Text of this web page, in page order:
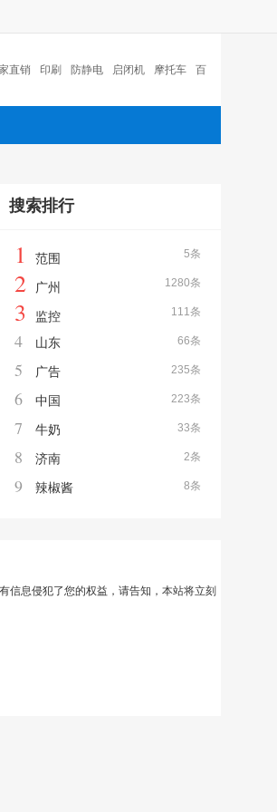
直销 印刷 防静电 启闭机 摩托车 百
口 体验桌 扑克
搜索排行
5条
1 范围
1280条
2 广州
111条
3 监控
66条
4 山东
235条
5 广告
223条
6 中国
33条
7 牛奶
2条
8 济南
8条
9 辣椒酱
信息侵犯了您的权益，请告知，本站将立刻